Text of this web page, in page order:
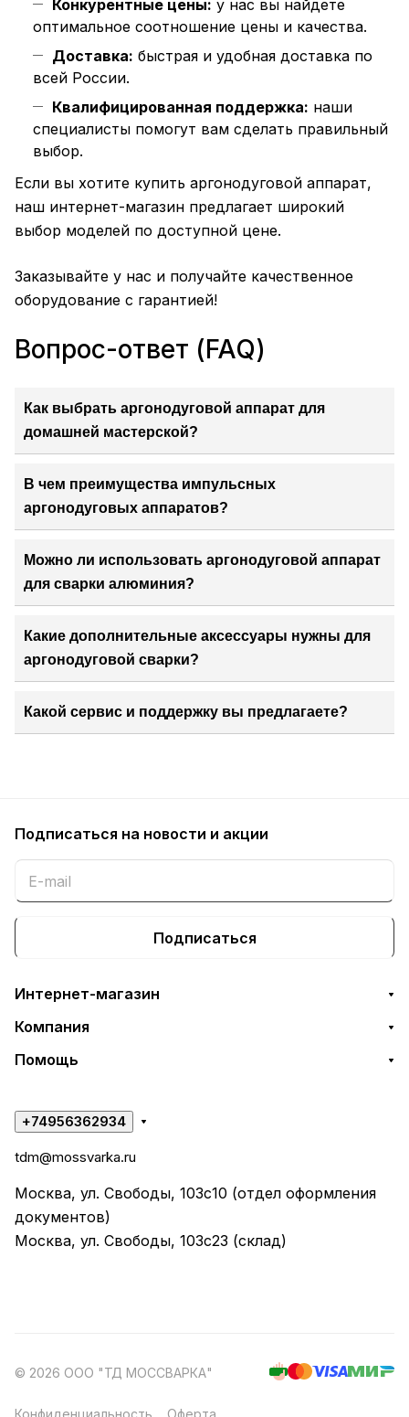
Конкурентные цены: у нас вы найдете
оптимальное соотношение цены и качества.
Доставка: быстрая и удобная доставка по
всей России.
Квалифицированная поддержка: наши
специалисты помогут вам сделать правильный
выбор.
Если вы хотите купить аргонодуговой аппарат,
наш интернет-магазин предлагает широкий
выбор моделей по доступной цене.
Заказывайте у нас и получайте качественное
оборудование с гарантией!
Вопрос-ответ (FAQ)
Как выбрать аргонодуговой аппарат для
домашней мастерской?
В чем преимущества импульсных
аргонодуговых аппаратов?
Можно ли использовать аргонодуговой аппарат
для сварки алюминия?
Какие дополнительные аксессуары нужны для
аргонодуговой сварки?
Какой сервис и поддержку вы предлагаете?
Подписаться на новости и акции
Подписаться
Интернет-магазин
Компания
Помощь
+74956362934
tdm@mossvarka.ru
Москва, ул. Свободы, 103с10 (отдел оформления
документов)
Москва, ул. Свободы, 103с23 (склад)
© 2026 ООО "ТД МОССВАРКА"
Конфиденциальность Оферта